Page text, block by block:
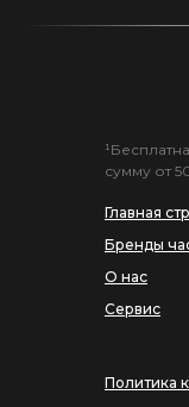
Главная
Бренды
О нас
Сервис
сумму от
Политика